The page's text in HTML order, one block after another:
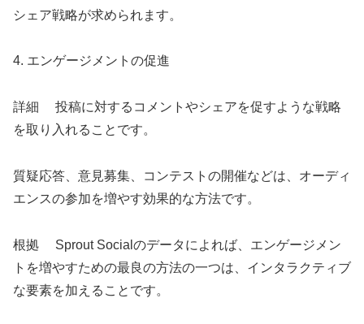
シェア戦略が求められます。
4. エンゲージメントの促進
詳細 投稿に対するコメントやシェアを促すような戦略
を取り入れることです。
質疑応答、意見募集、コンテストの開催などは、オーディ
エンスの参加を増やす効果的な方法です。
根拠 Sprout Socialのデータによれば、エンゲージメン
トを増やすための最良の方法の一つは、インタラクティブ
な要素を加えることです。